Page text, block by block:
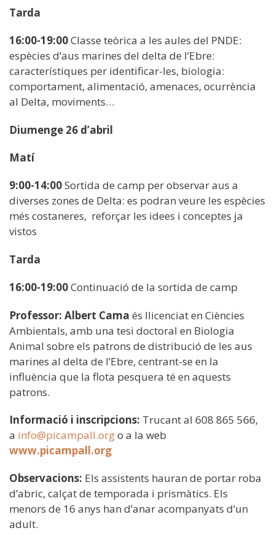
Tarda
16:00-19:00Classe teòrica a les aules del PNDE:
espècies d’aus marines del delta de l’Ebre:
característiques per identificar-les, biologia:
comportament, alimentació, amenaces, ocurrència
al Delta, moviments…
Diumenge 26 d’abril
Matí
9:00-14:00Sortida de camp per observar aus a
diverses zones de Delta: es podran veure les espècies
més costaneres, reforçar les idees i conceptes ja
vistos
Tarda
16:00-19:00Continuació de la sortida de camp
Professor: Albert Cama és llicenciat en Ciències
Ambientals, amb una tesi doctoral en Biologia
Animal sobre els patrons de distribució de les aus
marines al delta de l’Ebre, centrant-se en la
influència que la flota pesquera té en aquests
patrons.
Informació i inscripcions: Trucant al 608 865 566,
a info@picampall.orgo a la web
www.picampall.org
Observacions: Els assistents hauran de portar roba
d’abric, calçat de temporada i prismàtics. Els
menors de 16 anys han d’anar acompanyats d’un
adult.